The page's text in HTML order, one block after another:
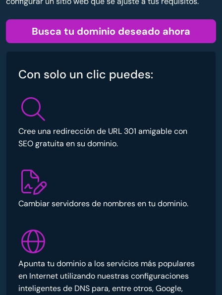
Busca tu dominio deseado ahora
Con solo un clic puedes:
Cree una redirección de URL 301 amigable con
SEO gratuita en su dominio.
Cambiar servidores de nombres en tu dominio.
Apunta tu dominio a los servicios más populares
en Internet utilizando nuestras configuraciones
inteligentes de DNS para, entre otros, Google,